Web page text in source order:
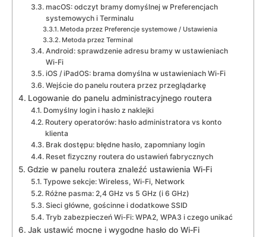
macOS: odczyt bramy domyślnej w Preferencjach
systemowych i Terminalu
Metoda przez Preferencje systemowe / Ustawienia
Metoda przez Terminal
Android: sprawdzenie adresu bramy w ustawieniach
Wi‑Fi
iOS / iPadOS: brama domyślna w ustawieniach Wi‑Fi
Wejście do panelu routera przez przeglądarkę
Logowanie do panelu administracyjnego routera
Domyślny login i hasło z naklejki
Routery operatorów: hasło administratora vs konto
klienta
Brak dostępu: błędne hasło, zapomniany login
Reset fizyczny routera do ustawień fabrycznych
Gdzie w panelu routera znaleźć ustawienia Wi‑Fi
Typowe sekcje: Wireless, Wi‑Fi, Network
Różne pasma: 2,4 GHz vs 5 GHz (i 6 GHz)
Sieci główne, gościnne i dodatkowe SSID
Tryb zabezpieczeń Wi‑Fi: WPA2, WPA3 i czego unikać
Jak ustawić mocne i wygodne hasło do Wi‑Fi